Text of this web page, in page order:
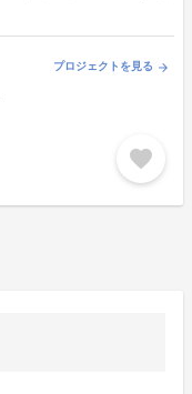
プロジェクトを見る arrow_forward
favorite